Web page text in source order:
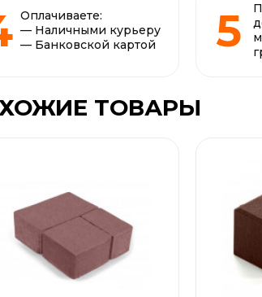
Оплачиваете:
— Наличными курьеру
— Банковской картой
ТОВАРЫ